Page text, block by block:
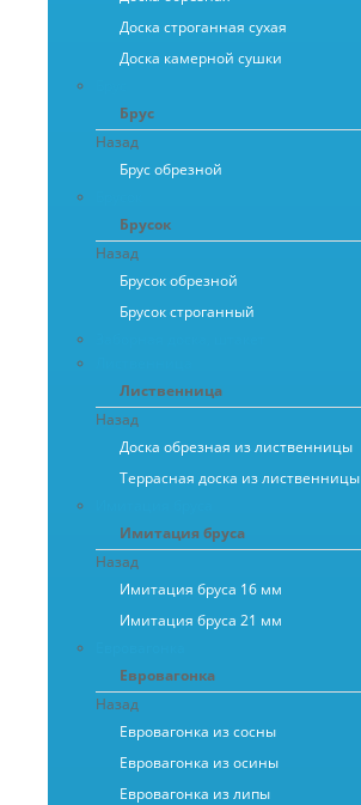
Доска строганная сухая
Доска камерной сушки
Брус
Назад
Брус обрезной
Брусок
Назад
Брусок обрезной
Брусок строганный
Лиственница
Назад
Доска обрезная из лиственницы
Террасная доска из лиственницы
Имитация бруса
Назад
Имитация бруса 16 мм
Имитация бруса 21 мм
Евровагонка
Назад
Евровагонка из сосны
Евровагонка из осины
Евровагонка из липы